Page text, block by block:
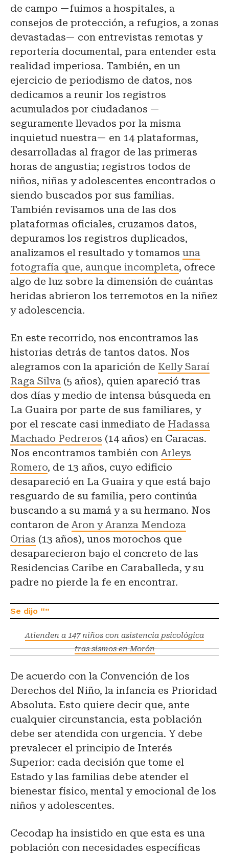
de campo —fuimos a hospitales, a
consejos de protección, a refugios, a zonas
devastadas— con entrevistas remotas y
reportería documental, para entender esta
realidad imperiosa. También, en un
ejercicio de periodismo de datos, nos
dedicamos a reunir los registros
acumulados por ciudadanos —
seguramente llevados por la misma
inquietud nuestra— en 14 plataformas,
desarrolladas al fragor de las primeras
horas de angustia; registros todos de
niños, niñas y adolescentes encontrados o
siendo buscados por sus familias.
También revisamos una de las dos
plataformas oficiales, cruzamos datos,
depuramos los registros duplicados,
analizamos el resultado y tomamos una
fotografía que, aunque incompleta, ofrece
algo de luz sobre la dimensión de cuántas
heridas abrieron los terremotos en la niñez
y adolescencia.
En este recorrido, nos encontramos las
historias detrás de tantos datos. Nos
alegramos con la aparición de Kelly Saraí
Raga Silva (5 años), quien apareció tras
dos días y medio de intensa búsqueda en
La Guaira por parte de sus familiares, y
por el rescate casi inmediato de Hadassa
Machado Pedreros (14 años) en Caracas.
Nos encontramos también conArleys
Romero, de 13 años, cuyo edificio
desapareció en La Guaira y que está bajo
resguardo de su familia, pero continúa
buscando a su mamá y a su hermano. Nos
contaron deAron y Aranza Mendoza
Orias (13 años), unos morochos que
desaparecieron bajo el concreto de las
Residencias Caribe en Caraballeda, y su
padre no pierde la fe en encontrar.
Atienden a 147 niños con asistencia psicológica
tras sismos en Morón
De acuerdo con la Convención de los
Derechos del Niño, la infancia es Prioridad
Absoluta. Esto quiere decir que, ante
cualquier circunstancia, esta población
debe ser atendida con urgencia. Y debe
prevalecer el principio de Interés
Superior: cada decisión que tome el
Estado y las familias debe atender el
bienestar físico, mental y emocional de los
niños y adolescentes.
Cecodap ha insistido en que esta es una
población con necesidades específicas